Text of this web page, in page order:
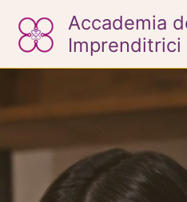
contenuto
Accademia
Imprenditrici